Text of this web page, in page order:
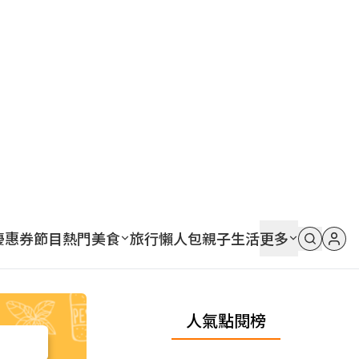
惠券節目熱門美食 旅行懶人包親子生活更多
人氣點閱榜